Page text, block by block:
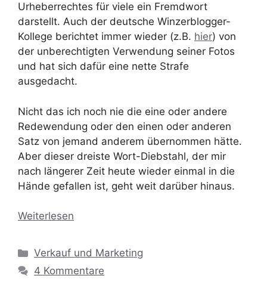
Urheberrechtes für viele ein Fremdwort
darstellt. Auch der deutsche Winzerblogger-
Kollege berichtet immer wieder (z.B. hier) von
der unberechtigten Verwendung seiner Fotos
und hat sich dafür eine nette Strafe
ausgedacht.
Nicht das ich noch nie die eine oder andere
Redewendung oder den einen oder anderen
Satz von jemand anderem übernommen hätte.
Aber dieser dreiste Wort-Diebstahl, der mir
nach längerer Zeit heute wieder einmal in die
Hände gefallen ist, geht weit darüber hinaus.
Weiterlesen
Kategorien
Verkauf und Marketing
4 Kommentare